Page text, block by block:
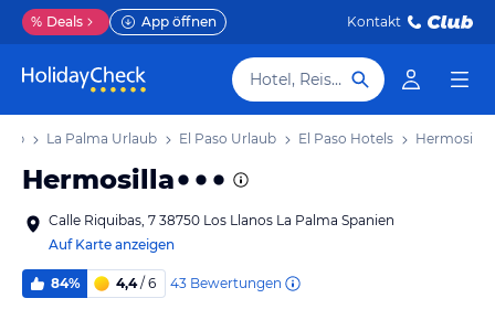
% Deals App öffnen Kontakt
Hotel, Reiseziel
La Palma Urlaub El Paso Urlaub El Paso Hotels Hermosilla
Hermosilla
Calle Riquibas, 7 38750 Los Llanos La Palma Spanien
Auf Karte anzeigen
84% 4,4/ 6 43 Bewertungen